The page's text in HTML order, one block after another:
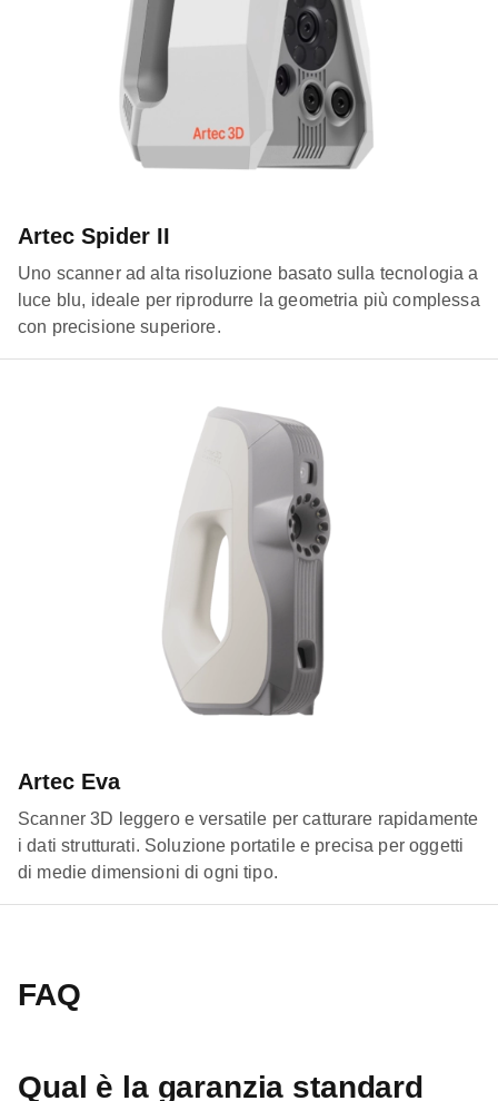
Artec Spider II
Uno scanner ad alta risoluzione basato sulla tecnologia a
luce blu, ideale per riprodurre la geometria più complessa
con precisione superiore.
Artec Eva
Scanner 3D leggero e versatile per catturare rapidamente
i dati strutturati. Soluzione portatile e precisa per oggetti
di medie dimensioni di ogni tipo.
FAQ
Qual è la garanzia standard